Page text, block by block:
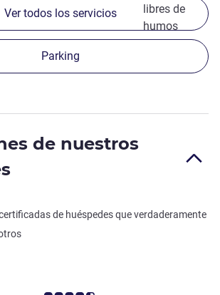
libres de
humos
Ver todos los servicios
Parking
de nuestros
de huéspedes que verdaderamente